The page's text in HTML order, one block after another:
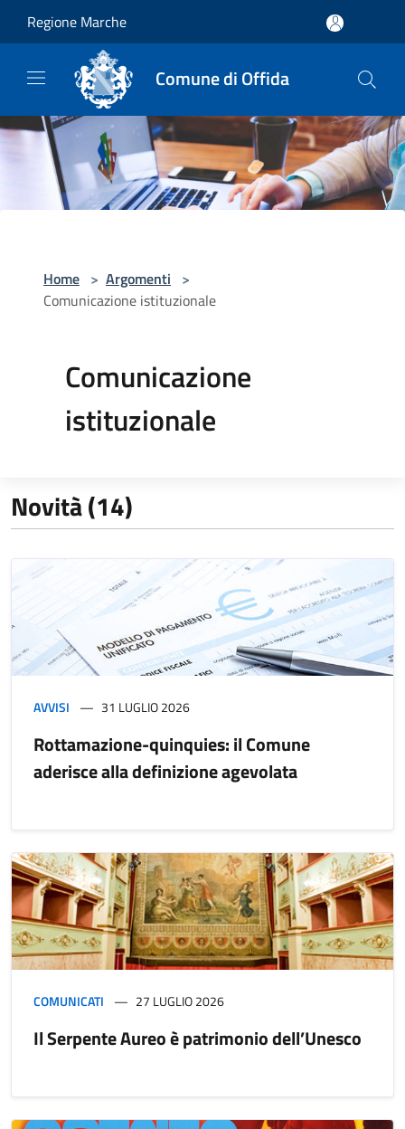
Regione Marche
Comune di Offida
Home > Argomenti >
Comunicazione istituzionale
Comunicazione
istituzionale
Novità (14)
AVVISI 31 LUGLIO 2026
Rottamazione-quinquies: il Comune
aderisce alla definizione agevolata
COMUNICATI 27 LUGLIO 2026
Il Serpente Aureo è patrimonio dell’Unesco